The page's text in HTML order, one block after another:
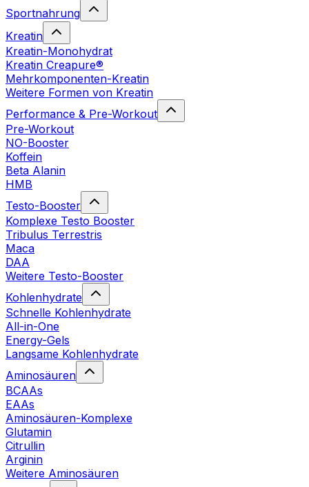
Sportnahrung
Kreatin
Kreatin-Monohydrat
Kreatin Creapure®
Mehrkomponenten-Kreatin
Weitere Formen von Kreatin
Performance & Pre-Workout
Pre-Workout
NO-Booster
Koffein
Beta Alanin
HMB
Testo-Booster
Komplexe Testo Booster
Tribulus Terrestris
Maca
DAA
Weitere Testo-Booster
Kohlenhydrate
Schnelle Kohlenhydrate
All-in-One
Energy-Gels
Langsame Kohlenhydrate
Aminosäuren
BCAAs
EAAs
Aminosäuren-Komplexe
Glutamin
Citrullin
Arginin
Weitere Aminosäuren